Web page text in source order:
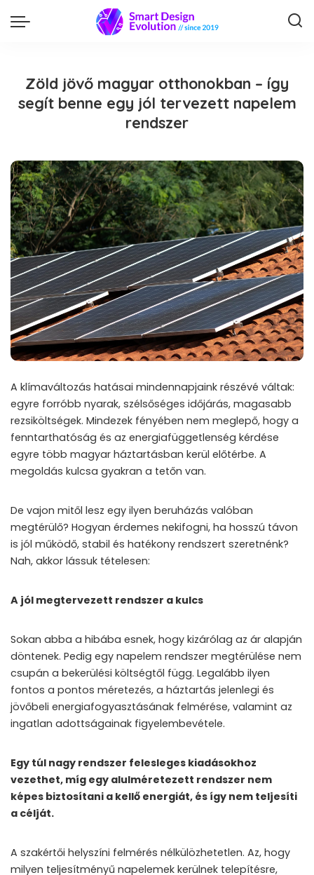
Zöld jövő magyar otthonokban – így
segít benne egy jól tervezett napelem
rendszer
A klímaváltozás hatásai mindennapjaink részévé váltak:
egyre forróbb nyarak, szélsőséges időjárás, magasabb
rezsiköltségek. Mindezek fényében nem meglepő, hogy a
fenntarthatóság és az energiafüggetlenség kérdése
egyre több magyar háztartásban kerül előtérbe. A
megoldás kulcsa gyakran a tetőn van.
De vajon mitől lesz egy ilyen beruházás valóban
megtérülő? Hogyan érdemes nekifogni, ha hosszú távon
is jól működő, stabil és hatékony rendszert szeretnénk?
Nah, akkor lássuk tételesen:
A jól megtervezett rendszer a kulcs
Sokan abba a hibába esnek, hogy kizárólag az ár alapján
döntenek. Pedig egy napelem rendszer megtérülése nem
csupán a bekerülési költségtől függ. Legalább ilyen
fontos a pontos méretezés, a háztartás jelenlegi és
jövőbeli energiafogyasztásának felmérése, valamint az
ingatlan adottságainak figyelembevétele.
Egy túl nagy rendszer felesleges kiadásokhoz
vezethet, míg egy alulméretezett rendszer nem
képes biztosítani a kellő energiát, és így nem teljesíti
a célját.
A szakértői helyszíni felmérés nélkülözhetetlen. Az, hogy
milyen teljesítményű napelemek kerülnek telepítésre,